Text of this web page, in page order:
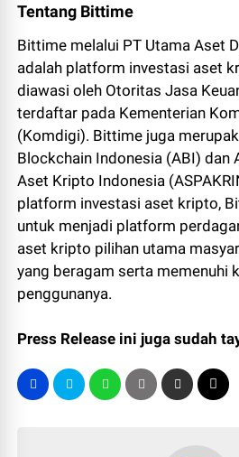
Tentang Bittime
Bittime melalui PT Utama Aset
adalah platform investasi aset
diawasi oleh Otoritas Jasa
terdaftar pada Kementerian
(Komdigi). Bittime juga
Blockchain Indonesia (ABI) dan
Aset Kripto Indonesia
platform investasi aset kripto,
untuk menjadi platform
aset kripto pilihan utama
yang beragam serta memenuhi
penggunanya.
Press Release ini juga sudah